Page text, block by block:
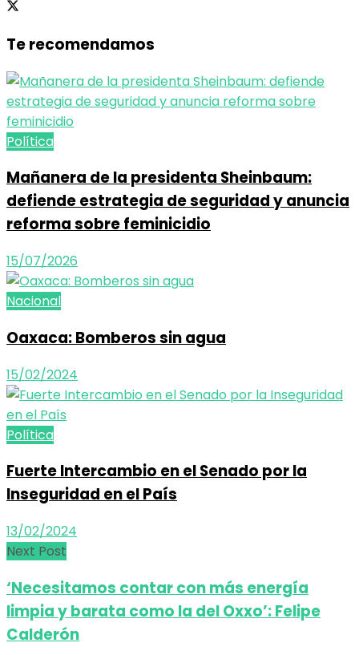
Te recomendamos
Política
Mañanera de la presidenta Sheinbaum:
defiende estrategia de seguridad y anuncia
reforma sobre feminicidio
15/07/2026
Nacional
Oaxaca: Bomberos sin agua
15/02/2024
Política
Fuerte Intercambio en el Senado por la
Inseguridad en el País
13/02/2024
Next Post
‘Necesitamos contar con más energía
limpia y barata como la del Oxxo’: Felipe
Calderón